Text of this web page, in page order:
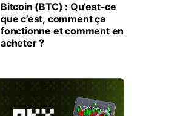
Bitcoin (BTC) : Qu’est-ce
que c’est, comment ça
fonctionne et comment en
acheter ?